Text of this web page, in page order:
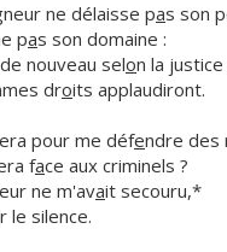
ne délaisse pas son
pas son domaine :
nouveau selon la justice
droits applaudiront.
pour me défendre des
face aux criminels ?
ne m'avait secouru,*
r le silence.